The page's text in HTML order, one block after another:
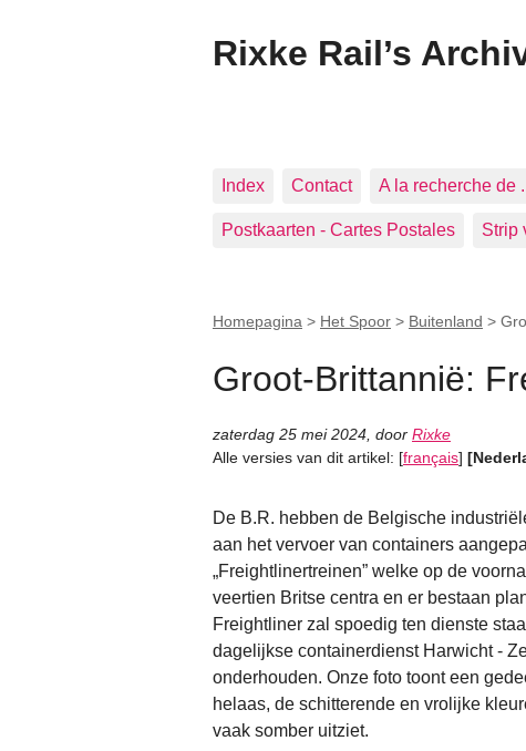
Rixke Rail’s
Index Contact A la recherche de
Postkaarten - Cartes Postales Strip
Homepagina > Het Spoor > Buitenland >
Groot-Brittannië:
zaterdag 25 mei 2024 door Rixke
Alle versies van dit artikel: [français]
De B.R. hebben de Belgische
aan het vervoer van containers
„Freightlinertreinen” welke op de
veertien Britse centra en er bestaan
Freightliner zal spoedig ten dienste
dagelijkse containerdienst Harwicht -
onderhouden. Onze foto toont een
helaas, de schitterende en vrolijke
vaak somber uitziet.